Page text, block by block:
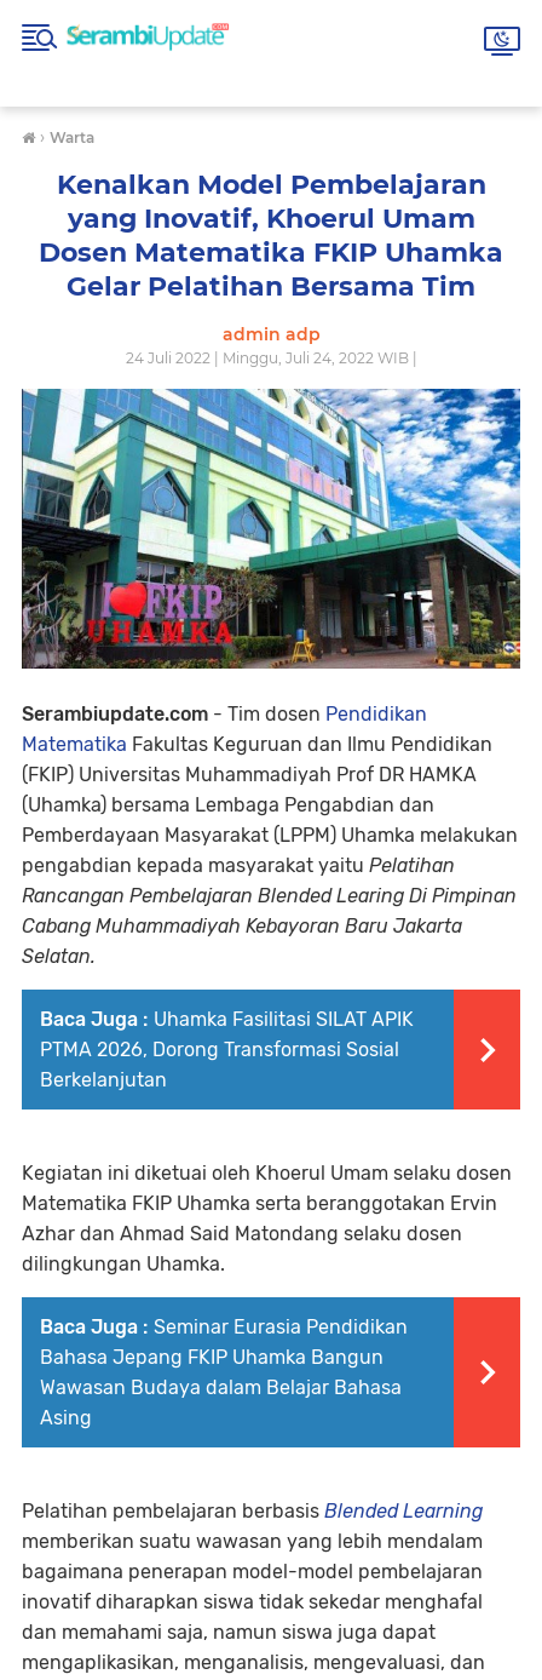
› Warta
Kenalkan Model Pembelajaran
yang Inovatif, Khoerul Umam
Dosen Matematika FKIP Uhamka
Gelar Pelatihan Bersama Tim
admin adp
24 Juli 2022 | Minggu, Juli 24, 2022 WIB |
Serambiupdate.com - Tim dosen Pendidikan
Matematika Fakultas Keguruan dan Ilmu Pendidikan
(FKIP) Universitas Muhammadiyah Prof DR HAMKA
(Uhamka) bersama Lembaga Pengabdian dan
Pemberdayaan Masyarakat (LPPM) Uhamka melakukan
pengabdian kepada masyarakat yaitu Pelatihan
Rancangan Pembelajaran Blended Learing Di Pimpinan
Cabang Muhammadiyah Kebayoran Baru Jakarta
Selatan.
Baca Juga : Uhamka Fasilitasi SILAT APIK
PTMA 2026, Dorong Transformasi Sosial
Berkelanjutan
Kegiatan ini diketuai oleh Khoerul Umam selaku dosen
Matematika FKIP Uhamka serta beranggotakan Ervin
Azhar dan Ahmad Said Matondang selaku dosen
dilingkungan Uhamka.
Baca Juga : Seminar Eurasia Pendidikan
Bahasa Jepang FKIP Uhamka Bangun
Wawasan Budaya dalam Belajar Bahasa
Asing
Pelatihan pembelajaran berbasis Blended Learning
memberikan suatu wawasan yang lebih mendalam
bagaimana penerapan model-model pembelajaran
inovatif diharapkan siswa tidak sekedar menghafal
dan memahami saja, namun siswa juga dapat
mengaplikasikan, menganalisis, mengevaluasi, dan